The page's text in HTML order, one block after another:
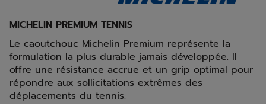
MICHELIN PREMIUM TENNIS
Le caoutchouc Michelin Premium représente la
formulation la plus durable jamais développée. Il
offre une résistance accrue et un grip optimal pour
répondre aux sollicitations extrêmes des
déplacements du tennis.